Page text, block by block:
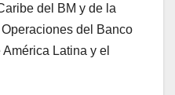
del BM y de la
del Banco
Latina y el